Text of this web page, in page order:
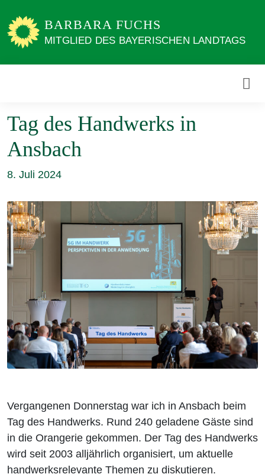
zum
Inhalt
BARBARA FUCHS
MITGLIED DES BAYERISCHEN LANDTAGS
Tag des Handwerks in
Ansbach
8. Juli 2024
Vergangenen Donnerstag war ich in Ansbach beim
Tag des Handwerks. Rund 240 geladene Gäste sind
in die Orangerie gekommen. Der Tag des Handwerks
wird seit 2003 alljährlich organisiert, um aktuelle
handwerksrelevante Themen zu diskutieren.